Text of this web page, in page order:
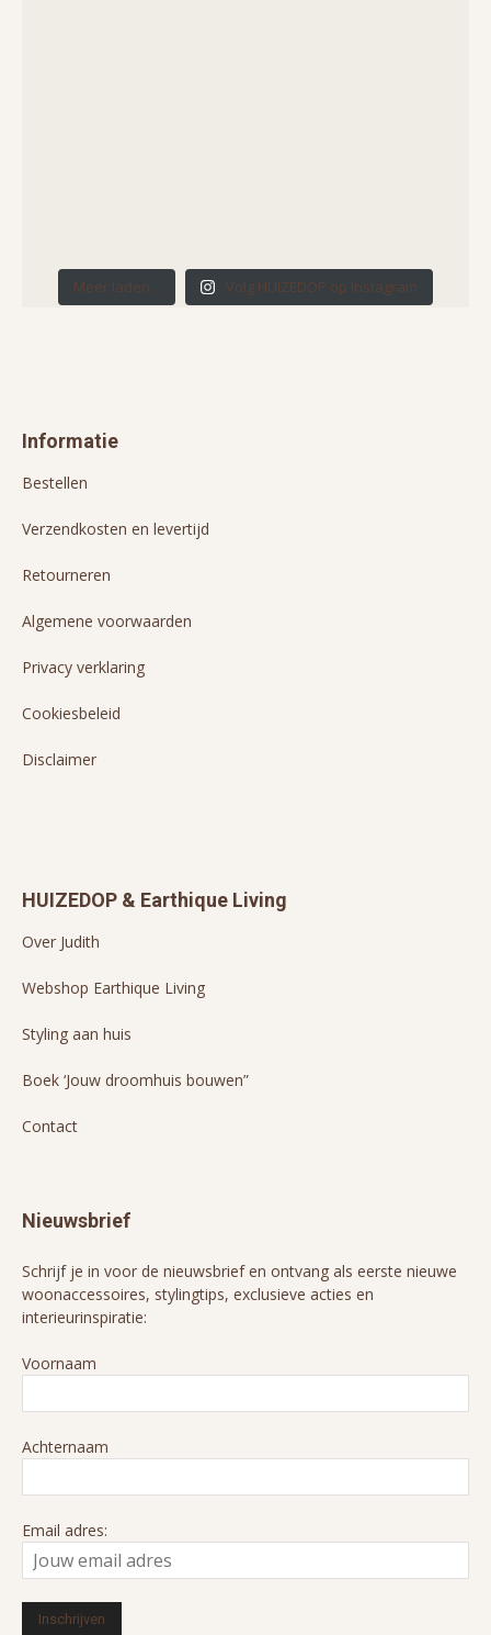
Meer laden... Volg HUIZEDOP op Instagram
Informatie
Bestellen
Verzendkosten en levertijd
Retourneren
Algemene voorwaarden
Privacy verklaring
Cookiesbeleid
Disclaimer
HUIZEDOP & Earthique Living
Over Judith
Webshop Earthique Living
Styling aan huis
Boek ‘Jouw droomhuis bouwen”
Contact
Nieuwsbrief
Schrijf je in voor de nieuwsbrief en ontvang als eerste nieuwe
woonaccessoires, stylingtips, exclusieve acties en
interieurinspiratie:
Voornaam
Achternaam
Email adres: